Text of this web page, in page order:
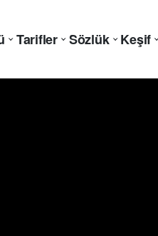
Tarifler Sözlük Keşif